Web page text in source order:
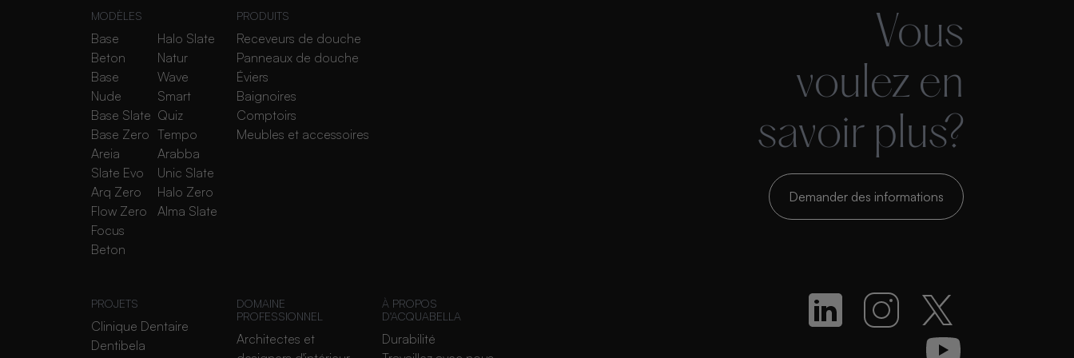
MODÈLES
Base
Beton
Base
Nude
Base Slate
Base Zero
Areia
Slate Evo
Arq Zero
Flow Zero
Focus
Beton
Halo Slate
Natur
Wave
Smart
Quiz
Tempo
Arabba
Unic Slate
Halo Zero
Alma Slate
PRODUITS
Receveurs de douche
Panneaux de douche
Éviers
Baignoires
Comptoirs
Meubles et accessoires
PROJETS
Clinique Dentaire
Dentibela
DOMAINE
PROFESSIONNEL
Architectes et
À PROPOS
D'ACQUABELLA
Durabilité
Vous
voulez en
savoir plus?
Demander des informations